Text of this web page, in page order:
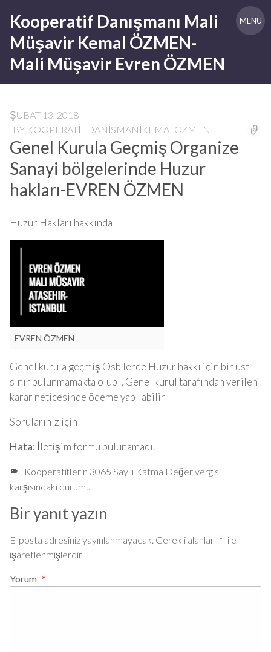
content
Kooperatif Danışmanı Mali
Müşavir Kemal ÖZMEN-
Mali Müşavir Evren ÖZMEN
MENU
ŞUBAT 13, 2018
BY KOOPERATIFDANISMANIKEMALOZMEN
Genel Kurula Geçmiş Organize
Sanayi bölgelerinde Huzur
hakları-EVREN ÖZMEN
Huzur Hakları hakkında
EVREN ÖZMEN
Genel kurula geçmiş Osb lerde Huzur hakkı için bir üst
sınır bulunmamakta olup , Genel kurul tarafından verilen
karar neticesinde ödeme yapılabilir
Sorularınız için
Hata: İletişim formu bulunamadı.
Kooperatiflerin 3065 Sayılı Katma Değer vergisi
karşısındaki durumu
Bir yanıt yazın
E-posta adresiniz yayınlanmayacak. Gerekli alanlar * ile
işaretlenmişlerdir
Yorum *